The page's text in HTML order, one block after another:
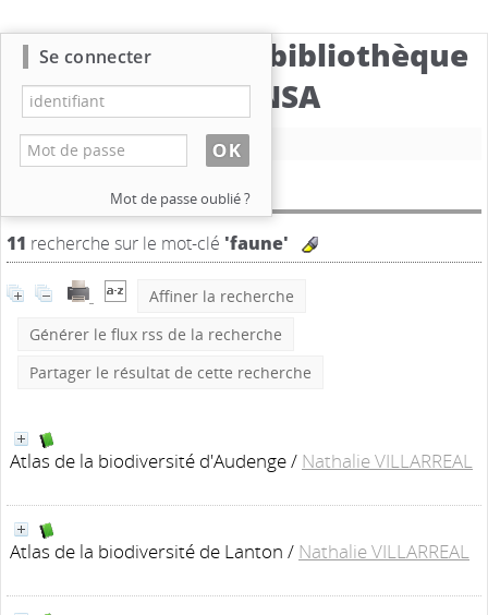
Catalogue de la bibliothèque
du CBNSA
Nouvelle recherche
Résultat de la recherche
11 recherche sur le mot-clé 'faune'
Affiner la recherche
Générer le flux rss de la recherche
Partager le résultat de cette recherche
Atlas de la biodiversité d'Audenge/ Nathalie VILLARREAL
Atlas de la biodiversité de Lanton / Nathalie VILLARREAL
Se connecter
Mot de passe oublié ?